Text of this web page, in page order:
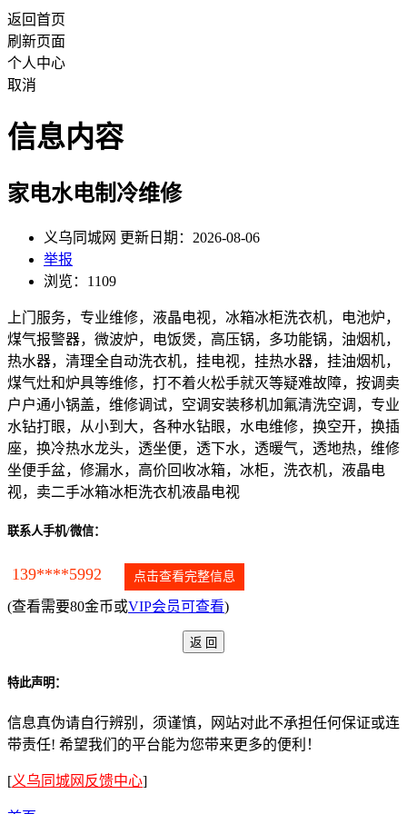
返回首页
刷新页面
个人中心
取消
信息内容
家电水电制冷维修
义乌同城网 更新日期：2026-08-06
举报
浏览：1109
上门服务，专业维修，液晶电视，冰箱冰柜洗衣机，电池炉，
煤气报警器，微波炉，电饭煲，高压锅，多功能锅，油烟机，
热水器，清理全自动洗衣机，挂电视，挂热水器，挂油烟机，
煤气灶和炉具等维修，打不着火松手就灭等疑难故障，按调卖
户户通小锅盖，维修调试，空调安装移机加氟清洗空调，专业
水钻打眼，从小到大，各种水钻眼，水电维修，换空开，换插
座，换冷热水龙头，透坐便，透下水，透暖气，透地热，维修
坐便手盆，修漏水，高价回收冰箱，冰柜，洗衣机，液晶电
视，卖二手冰箱冰柜洗衣机液晶电视
联系人手机/微信：
139****5992 点击查看完整信息
(查看需要80金币或VIP会员可查看)
特此声明：
信息真伪请自行辨别，须谨慎，网站对此不承担任何保证或连
带责任! 希望我们的平台能为您带来更多的便利！
[义乌同城网反馈中心]